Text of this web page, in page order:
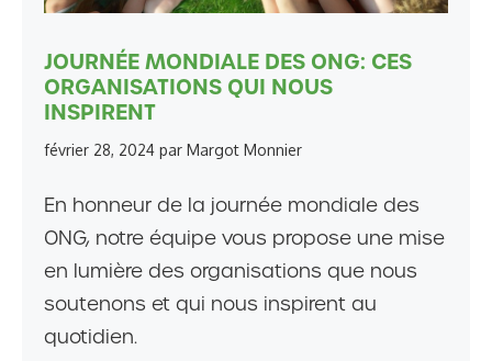
JOURNÉE MONDIALE DES ONG: CES
ORGANISATIONS QUI NOUS
INSPIRENT
février 28, 2024 par Margot Monnier
En honneur de la journée mondiale des
ONG, notre équipe vous propose une mise
en lumière des organisations que nous
soutenons et qui nous inspirent au
quotidien.